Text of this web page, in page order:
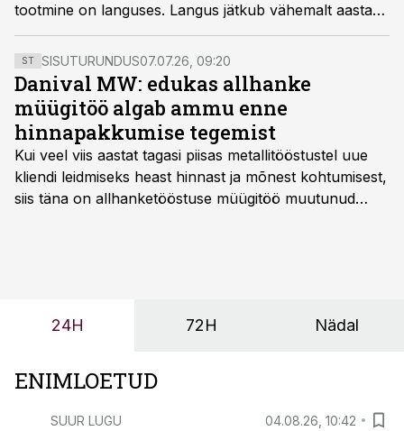
tootmine on languses. Langus jätkub vähemalt aasta
lõpuni, prognoosib tööstuste ühenduse esindaja.
ST SISUTURUNDUS07.07.26, 09:20
Danival MW: edukas allhanke
müügitöö algab ammu enne
hinnapakkumise tegemist
Kui veel viis aastat tagasi piisas metallitööstustel uue
kliendi leidmiseks heast hinnast ja mõnest kohtumisest,
siis täna on allhanketööstuse müügitöö muutunud
24H 72H Nädal
ENIMLOETUD
SUUR LUGU 04.08.26, 10:42